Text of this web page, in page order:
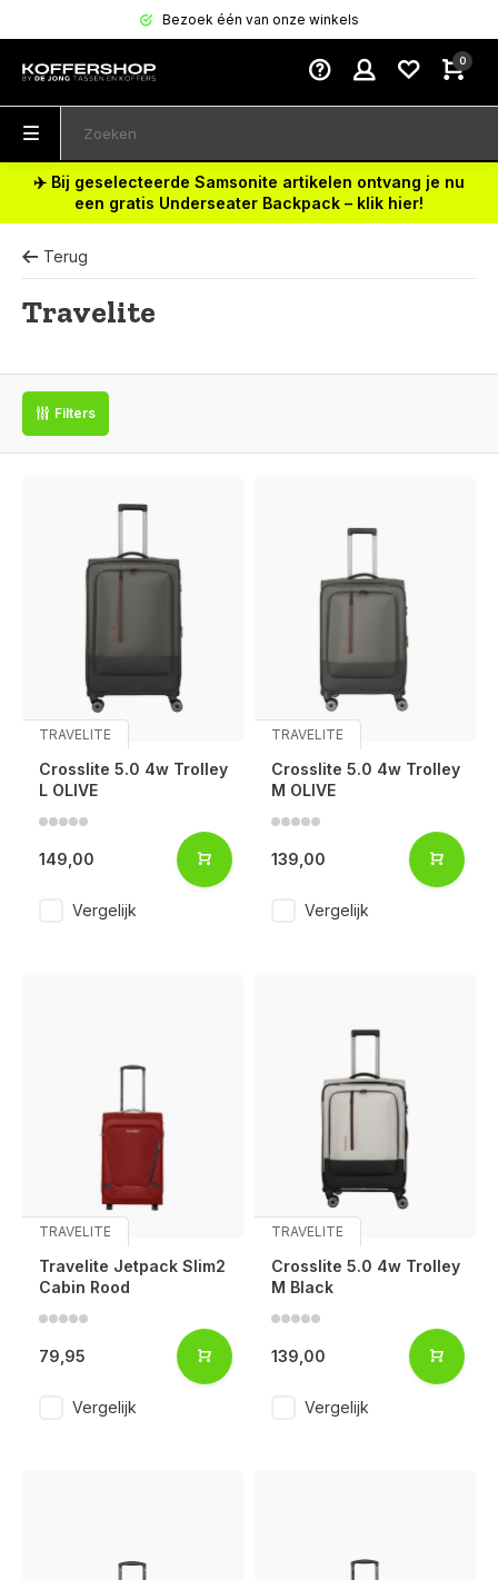
Bezoek één van onze winkels
Voor 17:00 besteld, is vandaag verzonden (ma-vr)
0
✈️ Bij geselecteerde Samsonite artikelen ontvang je nu
een gratis Underseater Backpack – klik hier!
Terug
Travelite
Filters
TRAVELITE
Crosslite 5.0 4w Trolley
L OLIVE
149,00
Vergelijk
TRAVELITE
Crosslite 5.0 4w Trolley
M OLIVE
139,00
Vergelijk
TRAVELITE
Travelite Jetpack Slim2
Cabin Rood
79,95
Vergelijk
TRAVELITE
Crosslite 5.0 4w Trolley
M Black
139,00
Vergelijk